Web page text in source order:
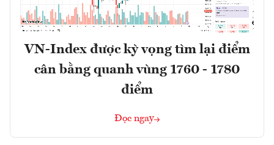
VN-Index được kỳ vọng tìm lại điểm
cân bằng quanh vùng 1760 - 1780
điểm
Đọc ngay